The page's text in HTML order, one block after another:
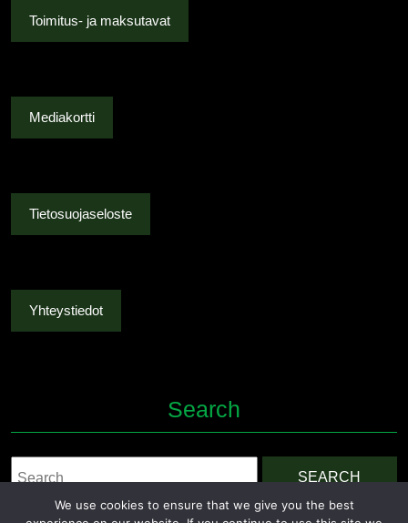
Toimitus- ja maksutavat
Mediakortti
Tietosuojaseloste
Yhteystiedot
Search
We use cookies to ensure that we give you the best